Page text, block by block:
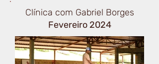
Clínica com Gabriel Borges
Fevereiro 2024